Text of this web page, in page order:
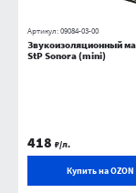
Артикул:09084-03-00
Звукоизоляционный
StP Sonora (mini)
418 ₽/л.
Купить на OZON